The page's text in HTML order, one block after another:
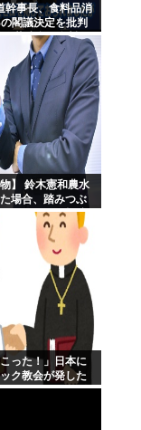
幹事長、食料品消
閣議決定を批判
改革連合は食料品
公約に掲げていた
氏「
物】 鈴木憲和農水
場合、踏みつぶ
いします」投稿
った！」日本に
ク教会が発した
コメントが殺到